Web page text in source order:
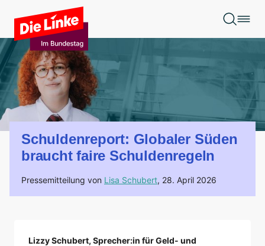
Zum Hauptinhalt springen
Schuldenreport: Globaler Süden
braucht faire Schuldenregeln
Pressemitteilung von Lisa Schubert, 28. April 2026
Lizzy Schubert, Sprecher:in für Geld- und